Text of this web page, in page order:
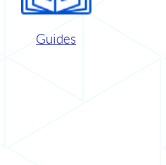
Guides